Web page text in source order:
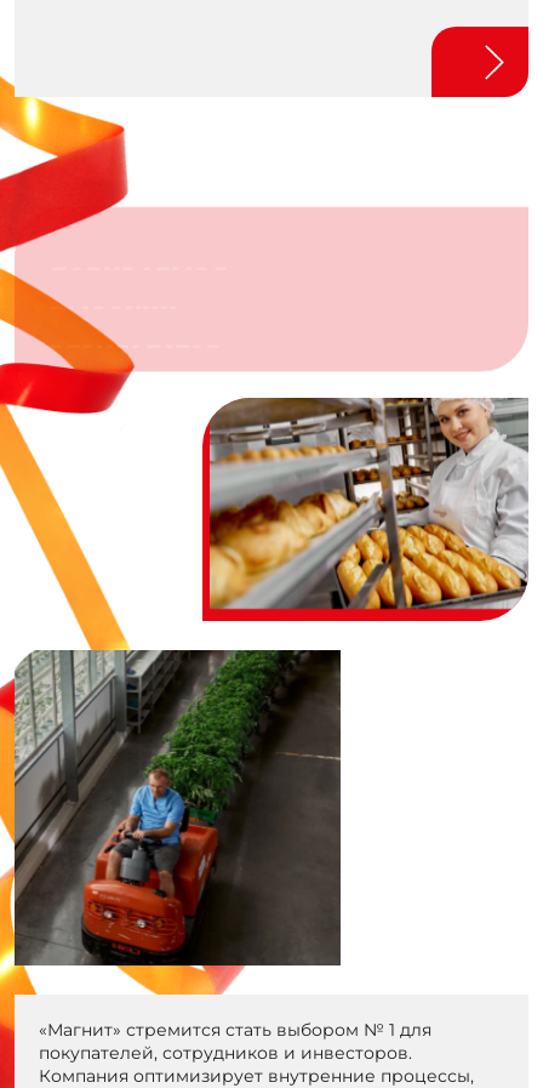
ДОБИВАЕМСЯ
ВЫСОКИХ
РЕЗУЛЬТАТОВ
«Магнит» стремится стать выбором № 1 для
покупателей, сотрудников и инвесторов.
Компания оптимизирует внутренние процессы,